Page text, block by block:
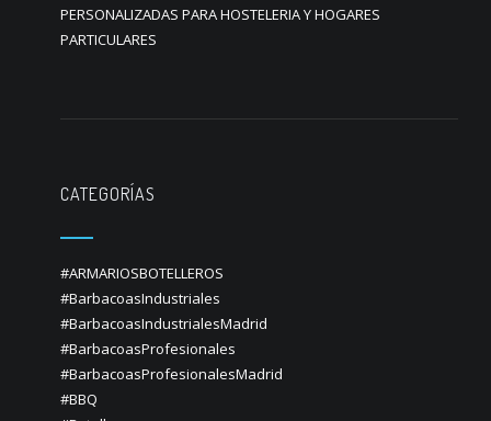
PERSONALIZADAS PARA HOSTELERIA Y HOGARES
PARTICULARES
CATEGORÍAS
#ARMARIOSBOTELLEROS
#BarbacoasIndustriales
#BarbacoasIndustrialesMadrid
#BarbacoasProfesionales
#BarbacoasProfesionalesMadrid
#BBQ